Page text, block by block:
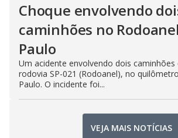
Choque envolvendo
caminhões no
Paulo
Um acidente envolvendo dois caminhões
rodovia SP-021 (Rodoanel), no
Paulo. O incidente foi...
VEJA MAIS NOTÍCIAS